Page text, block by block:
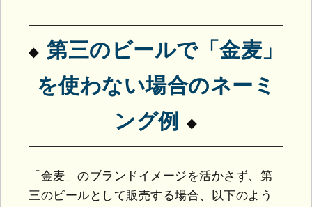
第三のビールで「金麦」
を使わない場合のネーミ
ング例
「金麦」のブランドイメージを活かさず、第
三のビールとして販売する場合、以下のよう